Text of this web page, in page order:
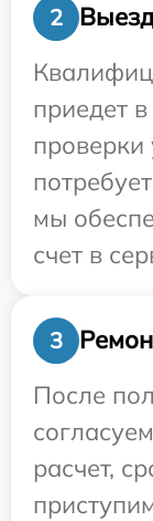
2
приедет
проверки
мы
счет в
3
После
расчет,